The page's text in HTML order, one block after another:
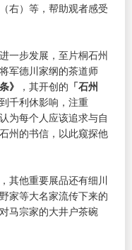
右）等，帮助观者感受
一步发展，至片桐石州
军德川家纲的茶道师
》 ，其开创的 「石州
千利休影响，注重
认为每个人应该追求与自
州的书信，以此窥探他
其他重要展品还有细川
家等大名家流传下来的
马宗家的大井户茶碗